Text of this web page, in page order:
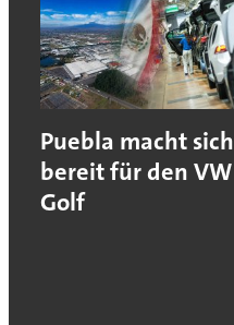
Puebla macht sich
bereit für den VW
Golf